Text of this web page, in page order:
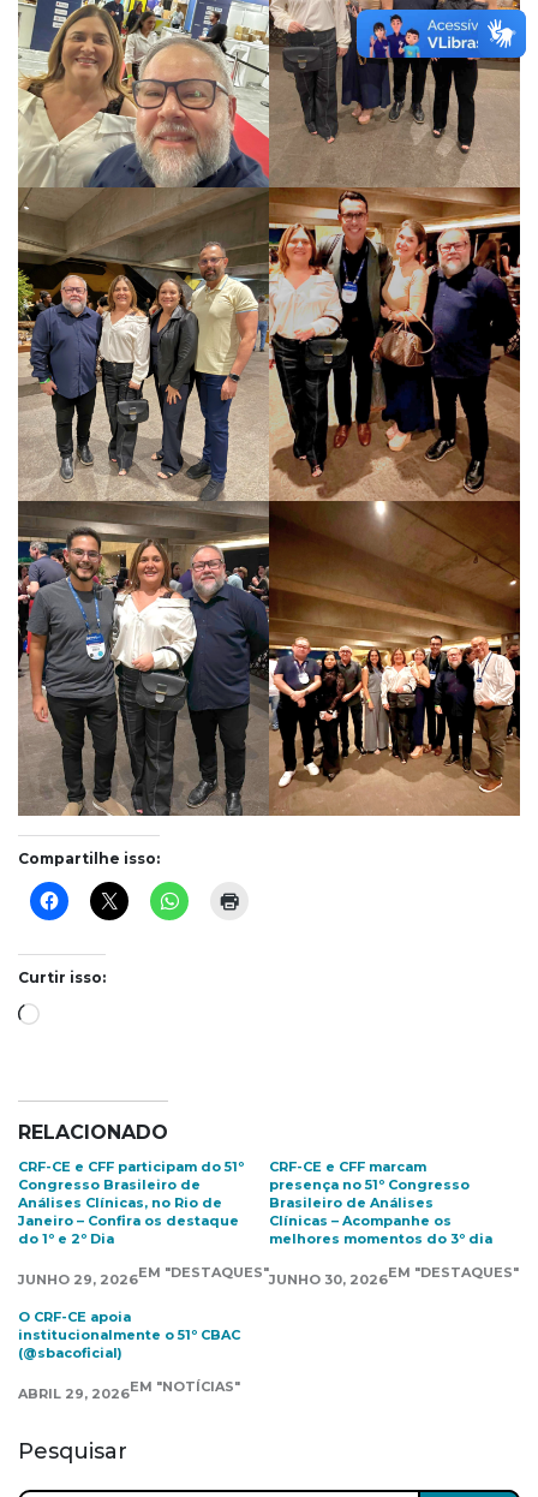
Compartilhe isso:
Curtir isso:
Carregando...
RELACIONADO
CRF-CE e CFF participam do 51º
Congresso Brasileiro de
Análises Clínicas, no Rio de
Janeiro – Confira os destaque
do 1º e 2º Dia
JUNHO 29, 2026EM "DESTAQUES"
CRF-CE e CFF marcam
presença no 51º Congresso
Brasileiro de Análises
Clínicas – Acompanhe os
melhores momentos do 3º dia
JUNHO 30, 2026EM "DESTAQUES"
O CRF-CE apoia
institucionalmente o 51º CBAC
(@sbacoficial)
ABRIL 29, 2026EM "NOTÍCIAS"
Pesquisar